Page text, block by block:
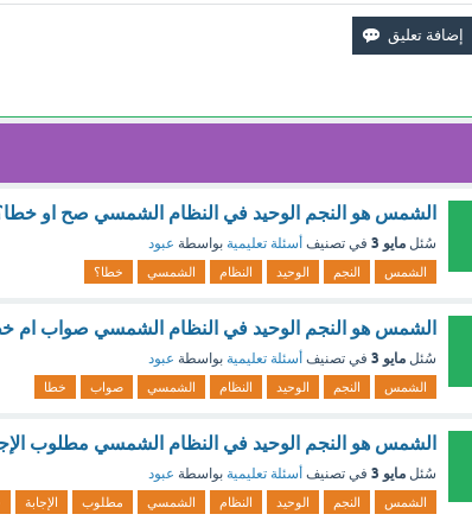
الشمس هو النجم الوحيد في النظام الشمسي صح او
سُئل مايو 3 في تصنيف أسئلة تعليمية بواسطة عبود
الشمس النجم الوحيد النظام الشمسي خطا؟
الشمس هو النجم الوحيد في النظام الشمسي صواب ام
سُئل مايو 3 في تصنيف أسئلة تعليمية بواسطة عبود
الشمس النجم الوحيد النظام الشمسي صواب خطا
الشمس هو النجم الوحيد في النظام الشمسي مطلوب
سُئل مايو 3 في تصنيف أسئلة تعليمية بواسطة عبود
الشمس النجم الوحيد النظام الشمسي مطلوب الإجابة